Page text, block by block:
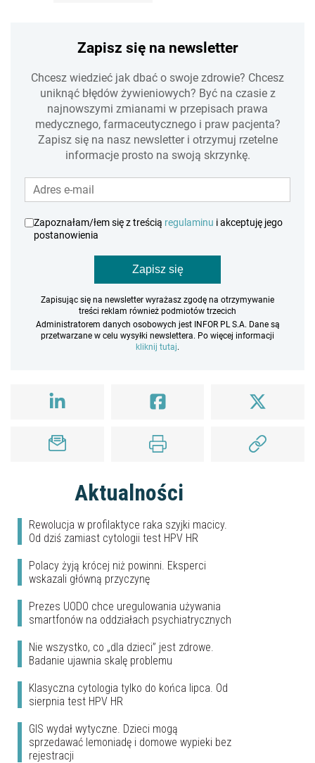
Zapisz się na newsletter
Chcesz wiedzieć jak dbać o swoje zdrowie? Chcesz
uniknąć błędów żywieniowych? Być na czasie z
najnowszymi zmianami w przepisach prawa
medycznego, farmaceutycznego i praw pacjenta?
Zapisz się na nasz newsletter i otrzymuj rzetelne
informacje prosto na swoją skrzynkę.
Zapoznałam/łem się z treścią regulaminu i akceptuję jego
postanowienia
Zapisz się
Zapisując się na newsletter wyrażasz zgodę na otrzymywanie
treści reklam również podmiotów trzecich
Administratorem danych osobowych jest INFOR PL S.A. Dane są
przetwarzane w celu wysyłki newslettera. Po więcej informacji
kliknij tutaj.
Aktualności
Rewolucja w profilaktyce raka szyjki macicy.
Od dziś zamiast cytologii test HPV HR
Polacy żyją krócej niż powinni. Eksperci
wskazali główną przyczynę
Prezes UODO chce uregulowania używania
smartfonów na oddziałach psychiatrycznych
Nie wszystko, co „dla dzieci” jest zdrowe.
Badanie ujawnia skalę problemu
Klasyczna cytologia tylko do końca lipca. Od
sierpnia test HPV HR
GIS wydał wytyczne. Dzieci mogą
sprzedawać lemoniadę i domowe wypieki bez
rejestracji